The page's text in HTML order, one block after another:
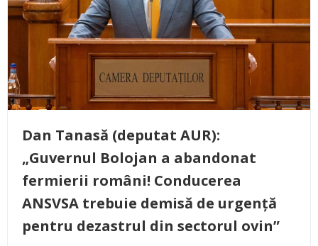
Dan Tanasă (deputat AUR):
„Guvernul Bolojan a abandonat
fermierii români! Conducerea
ANSVSA trebuie demisă de urgență
pentru dezastrul din sectorul ovin”